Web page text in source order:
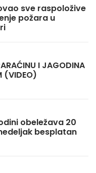
sve raspoložive
požara u
I JAGODINA
(VIDEO)
obeležava 20
besplatan